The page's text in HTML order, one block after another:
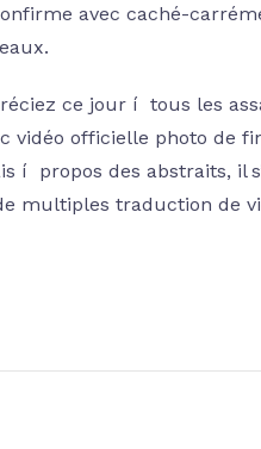
avec caché-
ce jour í tous les
vidéo officielle photo de
í propos des abstraits, il
multiples traduction de